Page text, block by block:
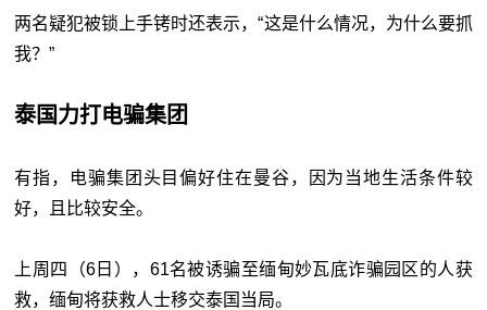
两名疑犯被锁上手铐时还表示，“这是什么情况，为什么要抓
我？”
泰国力打电骗集团
有指，电骗集团头目偏好住在曼谷，因为当地生活条件较
好，且比较安全。
上周四（6日），61名被诱骗至缅甸妙瓦底诈骗园区的人获
救，缅甸将获救人士移交泰国当局。